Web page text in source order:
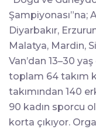
Şampiyonası”na;
Diyarbakır,
Malatya, Mardin,
Van’dan 13–30
toplam 64 takım
takımından 140
90 kadın sporcu
korta çıkıyor.